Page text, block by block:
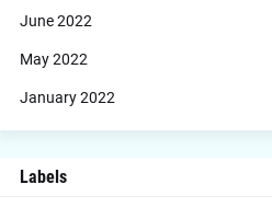
June 2022
May 2022
January 2022
Labels